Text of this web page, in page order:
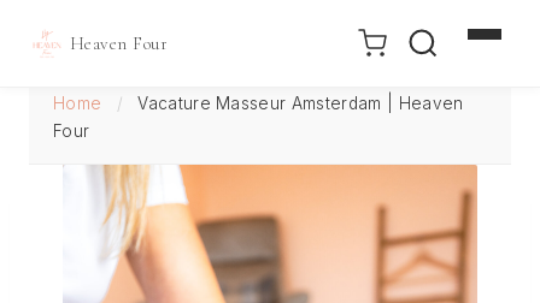
Heaven Four
Home /
Vacature Masseur Amsterdam | Heaven
Four